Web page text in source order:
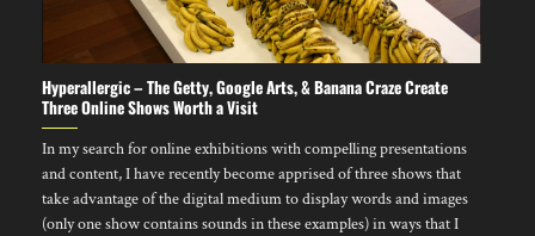
Hyperallergic – The Getty, Google Arts, & Banana Craze Create
Three Online Shows Worth a Visit
In my search for online exhibitions with compelling presentations
and content, I have recently become apprised of three shows that
take advantage of the digital medium to display words and images
(only one show contains sounds in these examples) in ways that I